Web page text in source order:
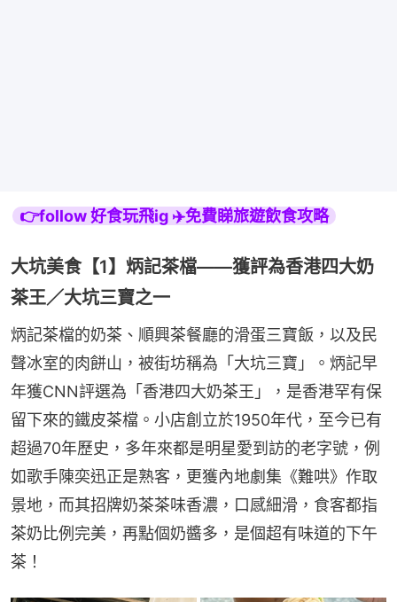
👉follow 好食玩飛ig ✈️免費睇旅遊飲食攻略
大坑美食【1】炳記茶檔——獲評為香港四大奶
茶王／大坑三寶之一
炳記茶檔的奶茶、順興茶餐廳的滑蛋三寶飯，以及民
聲冰室的肉餅山，被街坊稱為「大坑三寶」。炳記早
年獲CNN評選為「香港四大奶茶王」，是香港罕有保
留下來的鐵皮茶檔。小店創立於1950年代，至今已有
超過70年歷史，多年來都是明星愛到訪的老字號，例
如歌手陳奕迅正是熟客，更獲內地劇集《難哄》作取
景地，而其招牌奶茶茶味香濃，口感細滑，食客都指
茶奶比例完美，再點個奶醬多，是個超有味道的下午
茶！